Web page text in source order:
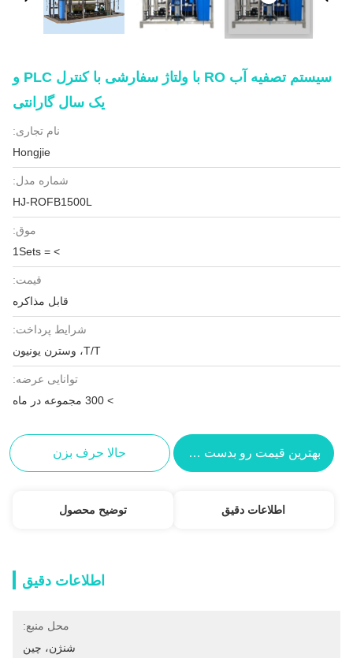
سیستم تصفیه آب RO با ولتاژ سفارشی با کنترل PLC و
یک سال گارانتی
نام تجاری:
Hongjie
شماره مدل:
HJ-ROFB1500L
موق:
> = 1Sets
قیمت:
قابل مذاکره
شرایط پرداخت:
T/T، وسترن یونیون
توانایی عرضه:
> 300 مجموعه در ماه
بهترین قیمت رو بدست بیار حالا حرف بزن
اطلاعات دقیق توضیح محصول
اطلاعات دقیق
محل منبع:
شنژن، چین